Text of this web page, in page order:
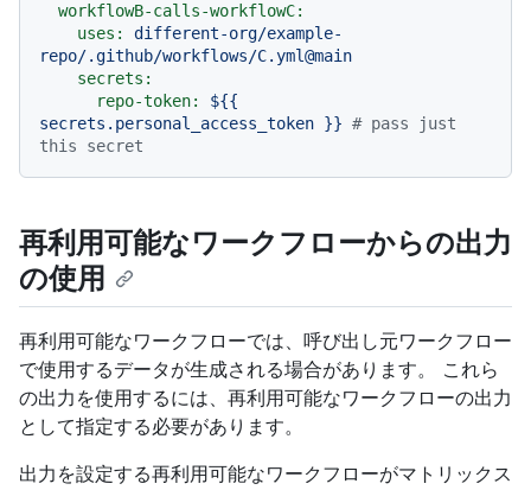
workflowB-calls-workflowC:
uses:
different-org/example-
repo/.github/workflows/C.yml@main
secrets:
repo-token:
${{
secrets.personal_access_token }} # pass just
this secret
再利用可能なワークフローからの出力
の使用
再利用可能なワークフローでは、呼び出し元ワークフロー
で使用するデータが生成される場合があります。 これら
の出力を使用するには、再利用可能なワークフローの出力
として指定する必要があります。
出力を設定する再利用可能なワークフローがマトリックス